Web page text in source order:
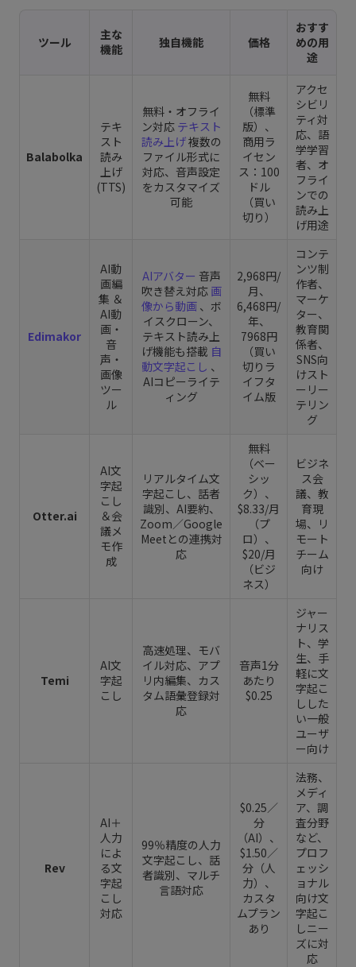
ツール
主な
機能
独自機能 価格
おすす
めの用
途
Balabolka
テキ
スト
読み
上げ
(TTS)
無料・オフライ
ン対応テキスト
読み上げ複数の
ファイル形式に
対応、音声設定
をカスタマイズ
可能
無料
（標準
版）、
商用ラ
イセン
ス：100
ドル
（買い
切り）
アクセ
シビリ
ティ対
応、語
学学習
者、オ
フライ
ンでの
読み上
げ用途
Edimakor
AI動
画編
集 ＆
AI動
画・
音
声・
画像
ツー
ル
AIアバター 音声
吹き替え対応 画
像から動画 、ボ
イスクローン、
テキスト読み上
げ機能も搭載 自
動文字起こし 、
AIコピーライテ
ィング
2,968円/
月、
6,468円/
年、
7968円
（買い
切りラ
イフタ
イム版
コンテ
ンツ制
作者、
マーケ
ター、
教育関
係者、
SNS向
けスト
ーリー
テリン
グ
Otter.ai
AI文
字起
こし
＆会
議メ
モ作
成
リアルタイム文
字起こし、話者
識別、AI要約、
Zoom／Google
Meetとの連携対
応
無料
（ベー
シッ
ク）、
$8.33/月
（プ
ロ）、
$20/月
（ビジ
ネス）
ビジネ
ス会
議、教
育現
場、リ
モート
チーム
向け
Temi
AI文
字起
こし
高速処理、モバ
イル対応、アプ
リ内編集、カス
タム語彙登録対
応
音声1分
あたり
$0.25
ジャー
ナリス
ト、学
生、手
軽に文
字起こ
しした
い一般
ユーザ
ー向け
Rev
AI＋
人力
によ
る文
字起
こし
対応
99％精度の人力
文字起こし、話
者識別、マルチ
言語対応
$0.25／
分
（AI）、
$1.50／
分（人
力）、
カスタ
ムプラン
あり
法務、
メディ
ア、調
査分野
など、
プロフ
ェッシ
ョナル
向け文
字起こ
しニー
ズに対
応